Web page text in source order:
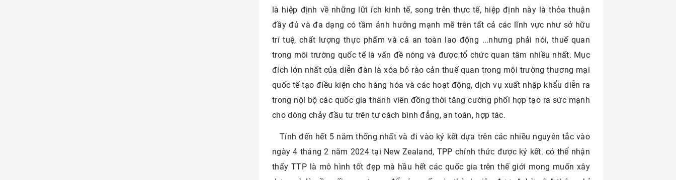
là hiệp định về những lữi ích kinh tế, song trên thực tế, hiệp định này là thỏa thuận
đầy đủ và đa dạng có tầm ảnh hưởng mạnh mẽ trên tất cả các lĩnh vực như sở hữu
trí tuệ, chất lượng thực phấm và cả an toàn lao động ...nhưng phải nói, thuế quan
trong môi trường quốc tế là vấn đề nóng và được tổ chức quan tâm nhiều nhất. Mục
đích lớn nhất của diễn đàn là xóa bỏ rào cản thuế quan trong môi trường thương mại
quốc tế tạo điều kiện cho hàng hóa và các hoạt động, dịch vụ xuất nhập khẩu diễn ra
trong nội bộ các quốc gia thành viên đồng thời tăng cường phối hợp tạo ra sức mạnh
cho dòng chảy đầu tư trên tư cách bình đẳng, an toàn, hợp tác.
Tính đến hết 5 năm thống nhất và đi vào ký kết dựa trên các nhiều nguyên tắc vào
ngày 4 tháng 2 năm 2024 tại New Zealand, TPP chính thức được ký kết. có thể nhận
thấy TTP là mô hình tốt đẹp mà hầu hết các quốc gia trên thế giới mong muốn xây